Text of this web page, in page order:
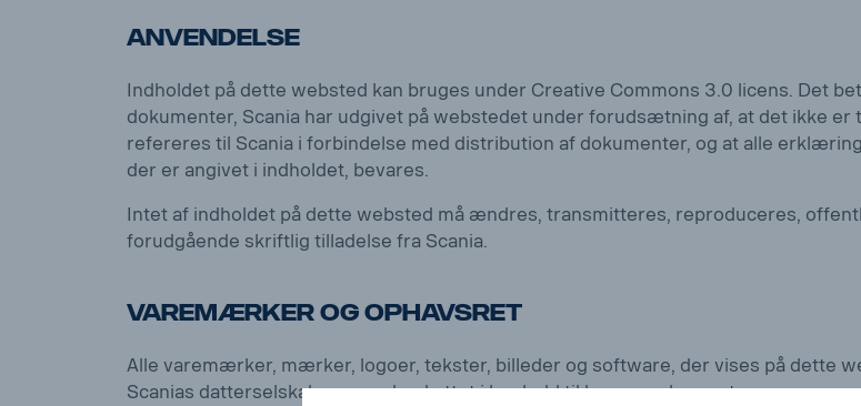
Anvendelse
Indholdet på dette websted kan bruges under Creative Commons 3.0 licens. Det
dokumenter, Scania har udgivet på webstedet under forudsætning af, at det ikke
refereres til Scania i forbindelse med distribution af dokumenter, og at alle
der er angivet i indholdet, bevares.
Intet af indholdet på dette websted må ændres, transmitteres, reproduceres,
forudgående skriftlig tilladelse fra Scania.
Varemærker og ophavsret
Alle varemærker, mærker, logoer, tekster, billeder og software, der vises på dette
Scanias datterselskaber og er beskyttet i henhold til lov om ophavsret.